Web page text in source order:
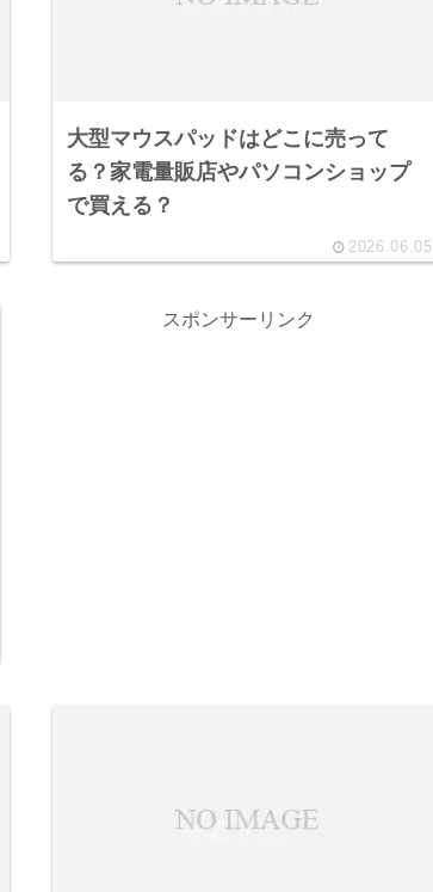
大型マウスパッドはどこに売って
る？家電量販店やパソコンショップ
で買える？
2026.06.05
スポンサーリンク